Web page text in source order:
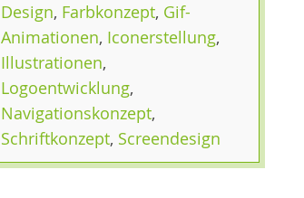
Design, Farbkonzept, Gif-
Animationen, Iconerstellung,
Illustrationen,
Logoentwicklung,
Navigationskonzept,
Schriftkonzept, Screendesign